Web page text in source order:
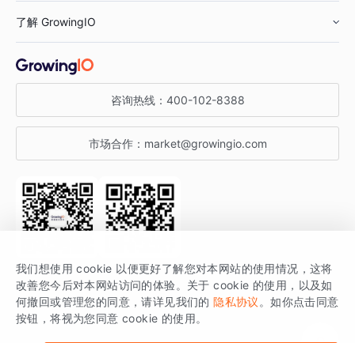
汽车行业
金融行业
智能运营
获客分析
增长公开课
增长博客
开发者文档
SDK 文档
场景指南
了解 GrowingIO
关于 GrowingIO
增长大会
行业活动
咨询热线： 400-102-8388
市场合作： market@growingio.com
关注公众号 获取更多干货
GrowingIO 是专注于数据智能分析与增长的品牌，核心平台为 GrowingIO
分析云。
我们想使用 cookie 以便更好了解您对本网站的使用情况，这将
改善您今后对本网站访问的体验。关于 cookie 的使用，以及如
何撤回或管理您的同意，请详见我们的 隐私协议 。如你点击同意
按钮，将视为您同意 cookie 的使用。